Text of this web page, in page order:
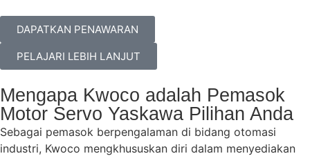
DAPATKAN PENAWARAN
PELAJARI LEBIH LANJUT
Mengapa Kwoco adalah Pemasok
Motor Servo Yaskawa Pilihan Anda
Sebagai pemasok berpengalaman di bidang otomasi
industri, Kwoco mengkhususkan diri dalam menyediakan